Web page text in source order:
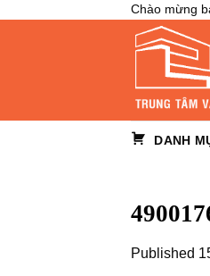
Chào mừng
DANH
Published